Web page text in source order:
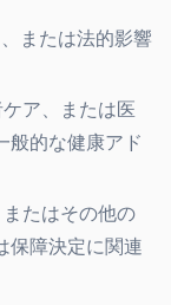
または法的影響
ア、または医
般的な健康アド
たはその他の
保障決定に関連